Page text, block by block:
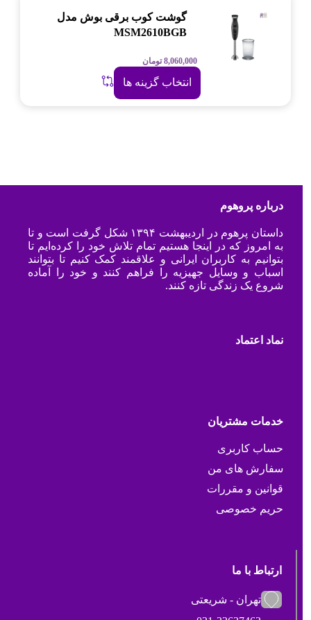
گوشت کوب برقی بوش مدل
MSM2610BGB
8,060,000 تومان
انتخاب گزینه ها
درباره پروهوم
داستان پرهوم در اردیبهشت ۱۳۹۴ شکل گرفت است و تا
به امروز که در اینجا هستیم تمام تلاش خود را کرده‌ایم تا
بتوانیم به کاربران ایرانی و علاقمند کمک کنیم تا بتوانند
اسباب و وسایل جهیزیه را فراهم کنند و خود را آماده
شروع یک زندگی تازه کنند.
نماد اعتماد
خدمات مشتریان
حساب کاربری
سفارش های من
قوانین و مقررات
حریم خصوصی
ارتباط با ما
تهران - شریعتی